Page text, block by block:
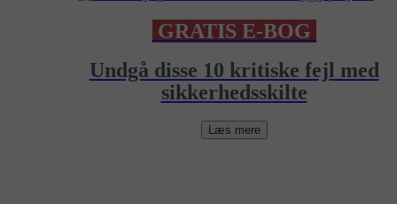
GRATIS E-BOG
Undgå disse 10 kritiske fejl med
sikkerhedsskilte
Læs mere